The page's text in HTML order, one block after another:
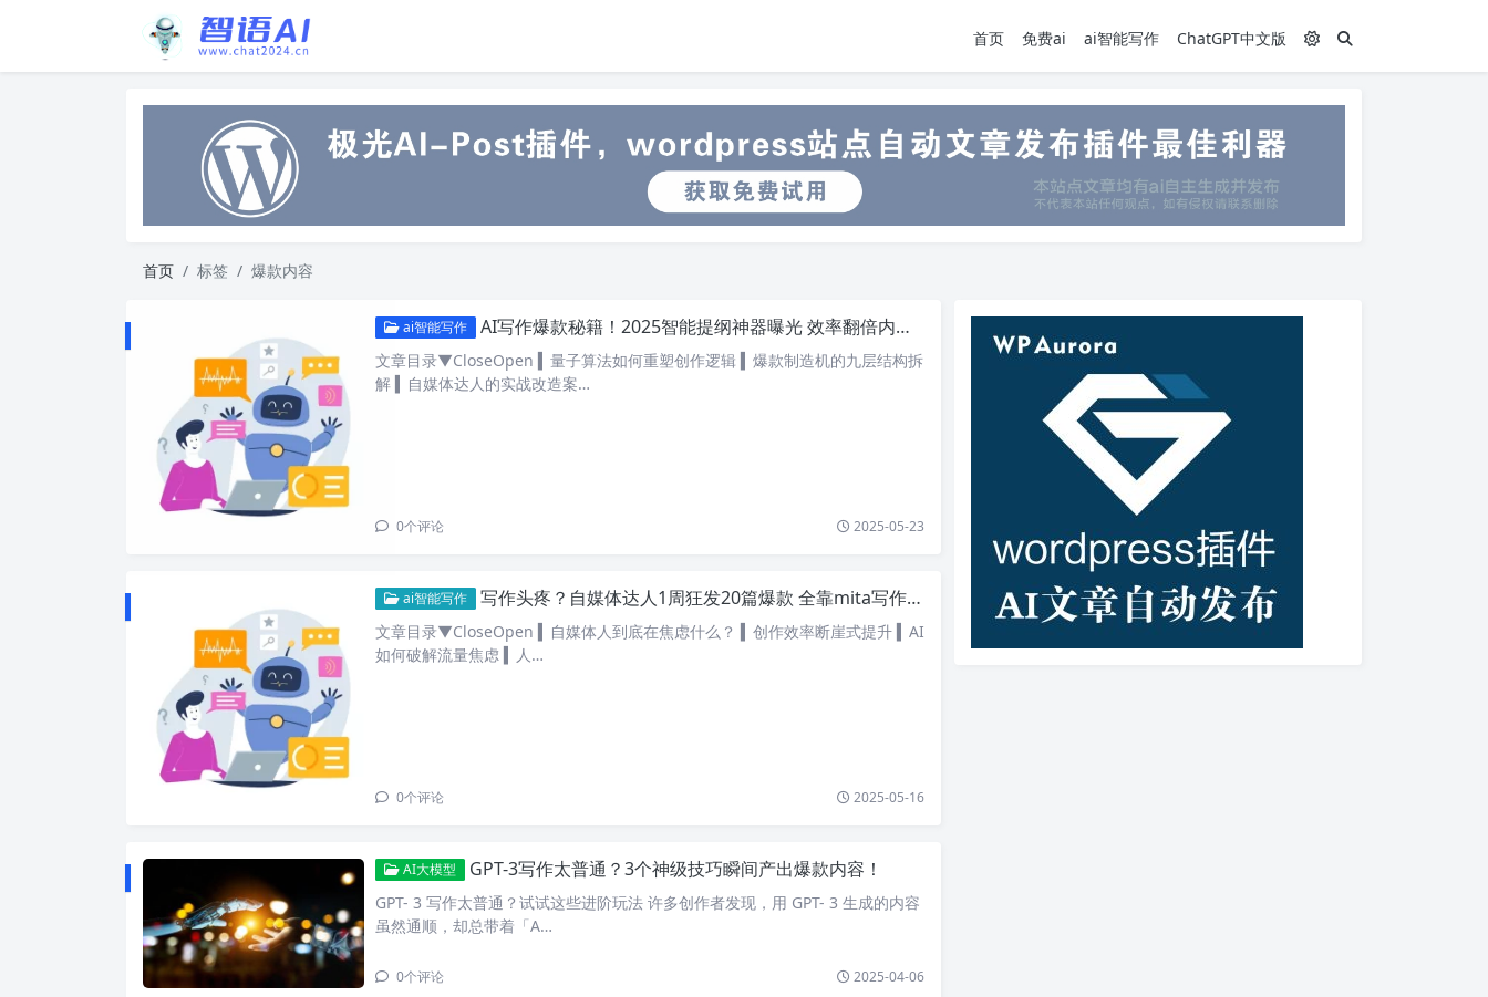
首页 免费ai ai智能写作 ChatGPT中文版
首页 标签 爆款内容
ai智能写作 AI写作爆款秘籍！2025智能提纲神器曝光 效率翻倍内幕全揭秘
文章目录▼CloseOpen ▍量子算法如何重塑创作逻辑 ▍爆款制造机的九层结构拆
解 ▍自媒体达人的实战改造案…
0个评论 2025-05-23
ai智能写作 写作头疼？自媒体达人1周狂发20篇爆款 全靠mita写作猫AI写作神器
文章目录▼CloseOpen ▍自媒体人到底在焦虑什么？ ▍创作效率断崖式提升 ▍AI
如何破解流量焦虑 ▍人…
0个评论 2025-05-16
AI大模型 GPT-3写作太普通？3个神级技巧瞬间产出爆款内容！
GPT- 3 写作太普通？试试这些进阶玩法 许多创作者发现，用 GPT- 3 生成的内容
虽然通顺，却总带着「A…
0个评论 2025-04-06